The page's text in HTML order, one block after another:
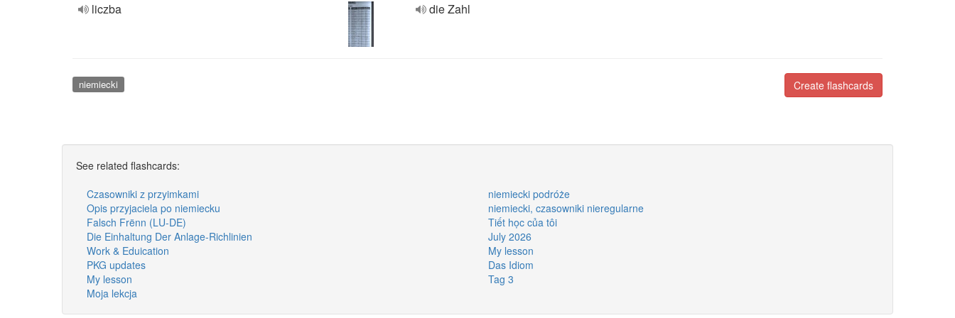
liczba die Zahl
Create flashcards
niemiecki
See related flashcards:
Czasowniki z przyimkami
niemiecki podróże
Opis przyjaciela po niemiecku
niemiecki, czasowniki nieregularne
Falsch Frënn (LU-DE)
Tiết học của tôi
Die Einhaltung Der Anlage-Richlinien
July 2026
Work & Eduication
My lesson
PKG updates
Das Idiom
My lesson
Tag 3
Moja lekcja